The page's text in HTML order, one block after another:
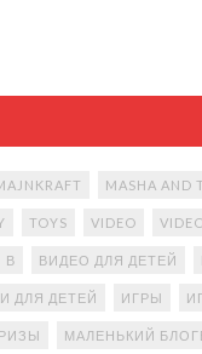
MASHA AND
TOYS VIDEO
В ВИДЕО ДЛЯ ДЕТЕЙ
ДЛЯ ДЕТЕЙ ИГРЫ
МАЛЕНЬКИЙ